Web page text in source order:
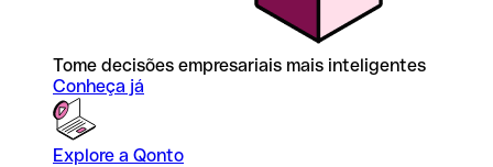
Tome decisões empresariais mais inteligentes
Conheça já
Explore a Qonto